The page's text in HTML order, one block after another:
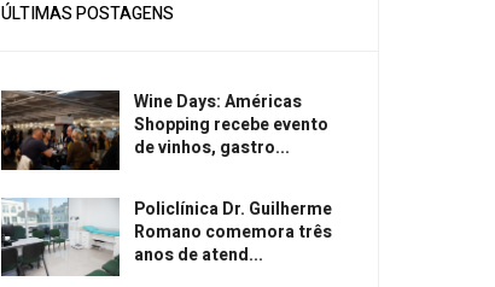
ÚLTIMAS POSTAGENS
Wine Days: Américas
Shopping recebe evento
de vinhos, gastro...
Policlínica Dr. Guilherme
Romano comemora três
anos de atend...